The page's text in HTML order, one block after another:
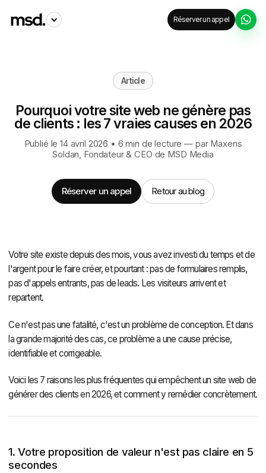
Réserver un appel
Article
Pourquoi votre site web ne génère pas
de clients : les 7 vraies causes en 2026
Publié le 14 avril 2026 • 6 min de lecture — par Maxens
Soldan, Fondateur & CEO de MSD Media
Réserver un appel Retour au blog
Votre site existe depuis des mois, vous avez investi du temps et de
l'argent pour le faire créer, et pourtant : pas de formulaires remplis,
pas d'appels entrants, pas de leads. Les visiteurs arrivent et
repartent.
Ce n'est pas une fatalité, c'est un problème de conception. Et dans
la grande majorité des cas, ce problème a une cause précise,
identifiable et corrigeable.
Voici les 7 raisons les plus fréquentes qui empêchent un site web de
générer des clients en 2026, et comment y remédier concrètement.
1. Votre proposition de valeur n'est pas claire en 5
secondes